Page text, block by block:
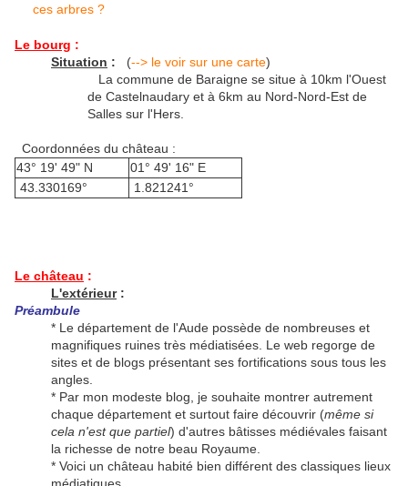
Le bourg :
Situation : (--> le voir sur une carte)
La commune de Baraigne se situe à 10km l'Ouest
de Castelnaudary et à 6km au Nord-Nord-Est de
Salles sur l'Hers.
Coordonnées du château :
43° 19' 49" N
01° 49' 16" E
43.330169°
1.821241°
Le château :
L'extérieur:
Préambule
* Le département de l'Aude possède de nombreuses et
magnifiques ruines très médiatisées. Le web regorge de
sites et de blogs présentant ses fortifications sous tous les
angles.
* Par mon modeste blog, je souhaite montrer autrement
chaque département et surtout faire découvrir (même si
cela n'est que partiel) d'autres bâtisses médiévales faisant
la richesse de notre beau Royaume.
* Voici un château habité bien différent des classiques lieux